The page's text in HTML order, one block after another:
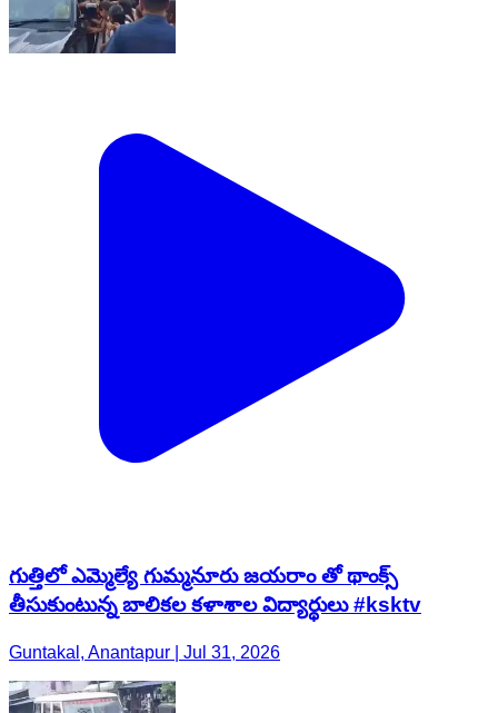
గుత్తిలో ఎమ్మెల్యే గుమ్మనూరు జయరాం తో థాంక్స్
తీసుకుంటున్న బాలికల కళాశాల విద్యార్థులు #ksktv
Guntakal, Anantapur | Jul 31, 2026